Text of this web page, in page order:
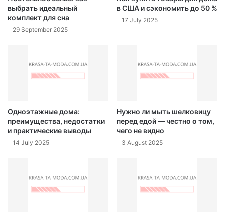
выбрать идеальный
комплект для сна
29 September 2025
в США и сэкономить до 50 %
17 July 2025
Одноэтажные дома:
преимущества, недостатки
и практические выводы
14 July 2025
Нужно ли мыть шелковицу
перед едой — честно о том,
чего не видно
3 August 2025